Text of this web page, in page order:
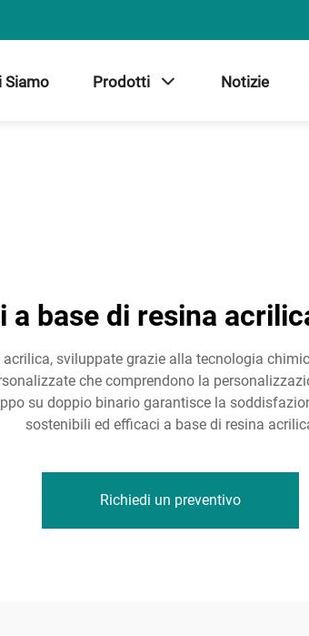
Siamo Prodotti Notizie
a base di resina
sviluppate grazie alla tecnologia
che comprendono la
su doppio binario garantisce la
sostenibili ed efficaci a base di resina
Richiedi un preventivo